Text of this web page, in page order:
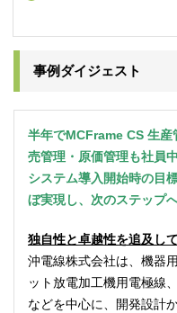
事例ダイジェスト
半年でMCFrame CS 生
売管理・原価管理も社員
システム導入開始時の目
ぼ実現し、次のステップ
独自性と卓越性を追及し
沖電線株式会社は、機器
ット放電加工機用電極線
などを中心に、開発設計